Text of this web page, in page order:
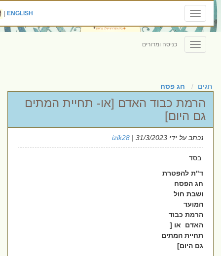
Toggle
navigation
ENGLISH
|
Toggle
navigation
כניסה ומדורים
חגים חג פסח
הרמת כבוד האדם [או- תחיית המתים
גם היום]
נכתב על ידי izik28| 31/3/2023
בסד
ד"ת להפטרת
חג הפסח
ושבת חול
המועד
הרמת כבוד
האדם או [
תחיית המתים
גם היום]